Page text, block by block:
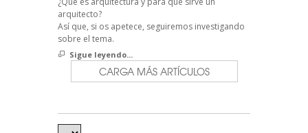
arquitecto?
Así que, si os apetece, seguiremos investigando
sobre el tema.
Sigue leyendo...
CARGA MÁS ARTÍCULOS